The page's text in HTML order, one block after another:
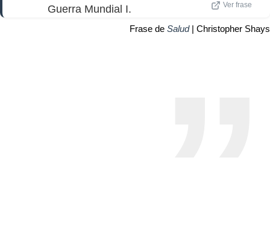
Guerra Mundial I.
Ver frase
Frase de Salud| Christopher Shays